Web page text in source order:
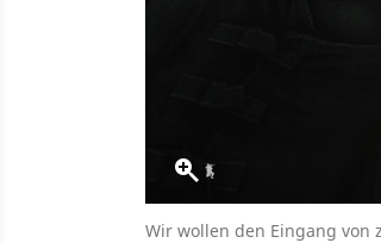
Wir wollen den Eingang von